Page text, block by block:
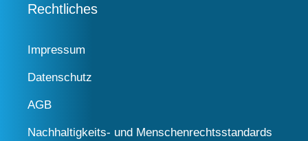
Rechtliches
Impressum
Datenschutz
AGB
Nachhaltigkeits- und Menschenrechtsstandards